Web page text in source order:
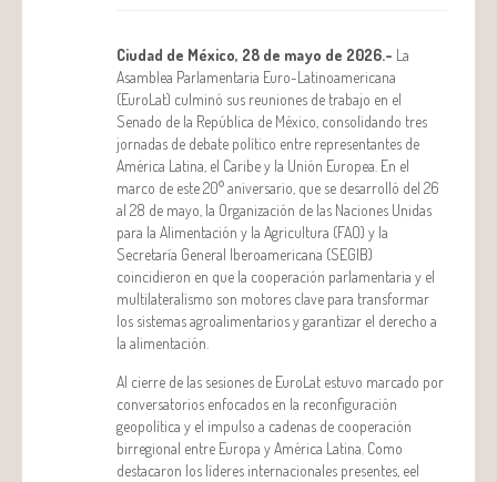
Ciudad de México, 28 de mayo de 2026.- La
Asamblea Parlamentaria Euro-Latinoamericana
(EuroLat) culminó sus reuniones de trabajo en el
Senado de la República de México, consolidando tres
jornadas de debate político entre representantes de
América Latina, el Caribe y la Unión Europea. En el
marco de este 20° aniversario, que se desarrolló del 26
al 28 de mayo, la Organización de las Naciones Unidas
para la Alimentación y la Agricultura (FAO) y la
Secretaría General Iberoamericana (SEGIB)
coincidieron en que la cooperación parlamentaria y el
multilateralismo son motores clave para transformar
los sistemas agroalimentarios y garantizar el derecho a
la alimentación.
Al cierre de las sesiones de EuroLat estuvo marcado por
conversatorios enfocados en la reconfiguración
geopolítica y el impulso a cadenas de cooperación
birregional entre Europa y América Latina. Como
destacaron los líderes internacionales presentes, eel